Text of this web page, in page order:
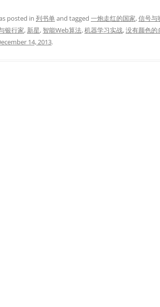
posted in 列书单and tagged 一炮走红的国家,信号与
银行家, 新星, 智能Web算法,机器学习实战,没有颜色的
14, 2013.